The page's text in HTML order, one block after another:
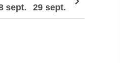
sept.
29 sept.
30 sept.